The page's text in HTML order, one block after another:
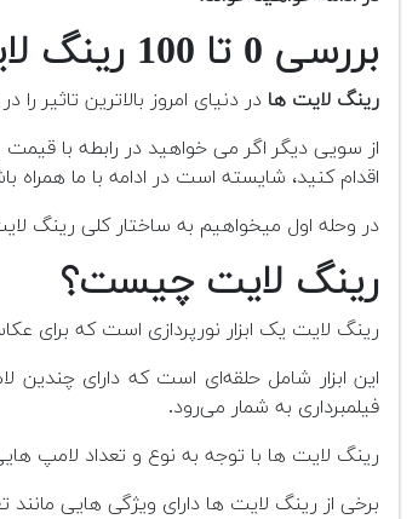
بررسی 0 تا 100 رینگ لایت
رینگ لایت ها در دنیای امروز بالاترین تاثیر
از سویی دیگر اگر می خواهید در رابطه با
اقدام کنید، شایسته است در ادامه با ما همراه
در وحله اول میخواهیم به ساختار کلی رینگ
رینگ لایت چیست؟
رینگ لایت یک ابزار نورپردازی است که برای
فیلمبرداری به شمار می‌رود.
رینگ لایت ها با توجه به نوع و تعداد لامپ هایی که دارند،
برخی از رینگ لایت ها دارای ویژگی هایی